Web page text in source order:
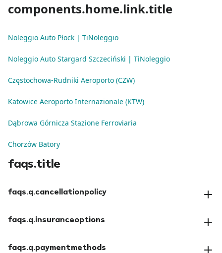
components.home.link.title
Noleggio Auto Płock | TiNoleggio
Noleggio Auto Stargard Szczeciński | TiNoleggio
Częstochowa-Rudniki Aeroporto (CZW)
Katowice Aeroporto Internazionale (KTW)
Dąbrowa Górnicza Stazione Ferroviaria
Chorzów Batory
faqs.title
faqs.q.cancellationpolicy
faqs.a.cancellationpolicy
faqs.q.insuranceoptions
faqs.a.insuranceoptions
faqs.q.paymentmethods